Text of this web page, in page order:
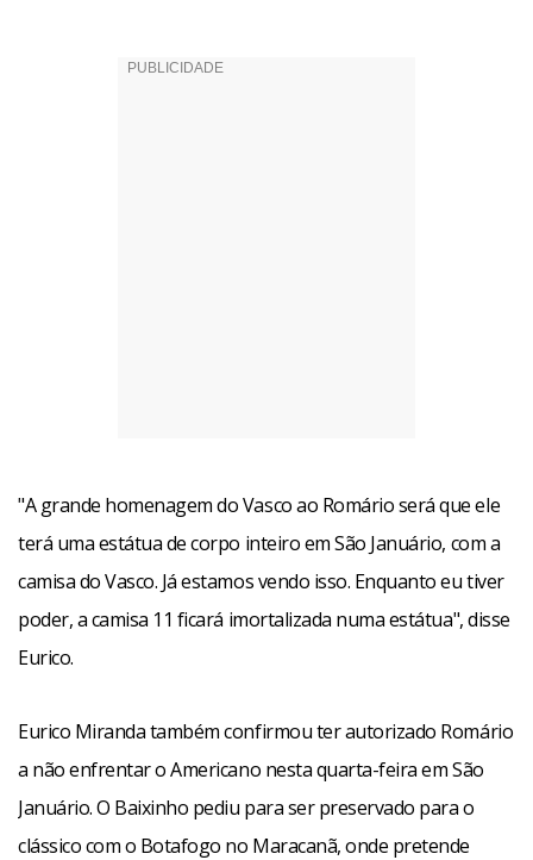
"A grande homenagem do Vasco ao Romário será que ele
terá uma estátua de corpo inteiro em São Januário, com a
camisa do Vasco. Já estamos vendo isso. Enquanto eu tiver
poder, a camisa 11 ficará imortalizada numa estátua", disse
Eurico.
Eurico Miranda também confirmou ter autorizado Romário
a não enfrentar o Americano nesta quarta-feira em São
Januário. O Baixinho pediu para ser preservado para o
clássico com o Botafogo no Maracanã, onde pretende